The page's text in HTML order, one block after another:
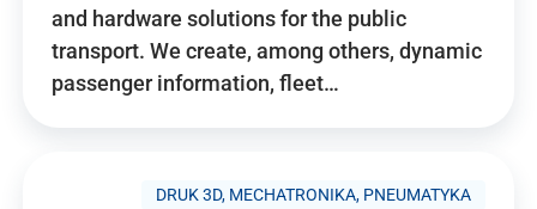
and hardware solutions for the public
transport. We create, among others, dynamic
passenger information, fleet…
DRUK 3D, MECHATRONIKA, PNEUMATYKA